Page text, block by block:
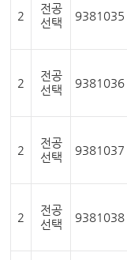
2
전공
선택
9381035
2
전공
선택
9381036
2
전공
선택
9381037
2
전공
선택
9381038